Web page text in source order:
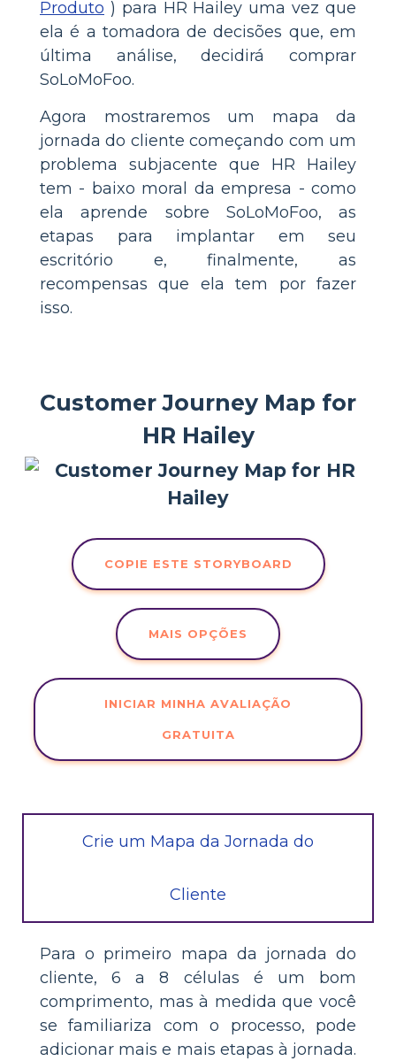
Produto ) para HR Hailey uma vez que
ela é a tomadora de decisões que, em
última análise, decidirá comprar
SoLoMoFoo.
Agora mostraremos um mapa da
jornada do cliente começando com um
problema subjacente que HR Hailey
tem - baixo moral da empresa - como
ela aprende sobre SoLoMoFoo, as
etapas para implantar em seu
escritório e, finalmente, as
recompensas que ela tem por fazer
isso.
Customer Journey Map for
HR Hailey
COPIE ESTE STORYBOARD
MAIS OPÇÕES
INICIAR MINHA AVALIAÇÃO
GRATUITA
Crie um Mapa da Jornada do
Cliente
Para o primeiro mapa da jornada do
cliente, 6 a 8 células é um bom
comprimento, mas à medida que você
se familiariza com o processo, pode
adicionar mais e mais etapas à jornada.